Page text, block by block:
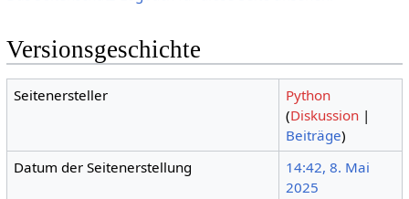
Versionsgeschichte
Seitenersteller
Python
(Diskussion |
Beiträge)
Datum der Seitenerstellung
14:42, 8. Mai
2025